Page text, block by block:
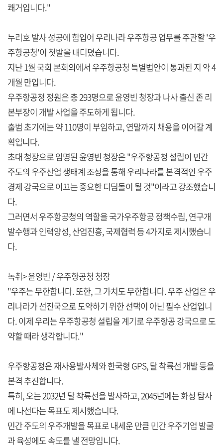
쾌거입니다."
누리호 발사 성공에 힘입어 우리나라 우주항공 업무를 주관할 '우
주항공청'이 첫발을 내디뎠습니다.
지난 1월 국회 본회의에서 우주항공청 특별법안이 통과된 지 약 4
개월 만입니다.
우주항공청 정원은 총 293명으로 윤영빈 청장과 나사 출신 존 리
본부장이 개발 사업을 주도하게 됩니다.
출범 초기에는 약 110명이 부임하고, 연말까지 채용을 이어갈 계
획입니다.
초대 청장으로 임명된 윤영빈 청장은 "우주항공청 설립이 민간
주도의 우주산업 생태계 조성을 통해 우리나라를 본격적인 우주
경제 강국으로 이끄는 중요한 디딤돌이 될 것"이라고 강조했습니
다.
그러면서 우주항공청의 역할을 국가우주항공 정책수립, 연구개
발수행과 인력양성, 산업진흥, 국제협력 등 4가지로 제시했습니
다.
녹취> 윤영빈 / 우주항공청 청장
"우주는 무한합니다. 또한, 그 가치도 무한합니다. 우주 산업은 우
리나라가 선진국으로 도약하기 위한 선택이 아닌 필수 산업입니
다. 이제 우리는 우주항공청 설립을 계기로 우주항공 강국으로 도
약할 때라 생각합니다."
우주항공청은 재사용발사체와 한국형 GPS, 달 착륙선 개발 등을
본격 추진합니다.
특히, 오는 2032년 달 착륙선을 발사하고, 2045년에는 화성 탐사
에 나선다는 목표도 제시했습니다.
민간 주도의 우주개발을 목표로 내세운 만큼 민간 우주기업 발굴
과 육성에도 속도를 낼 전망입니다.